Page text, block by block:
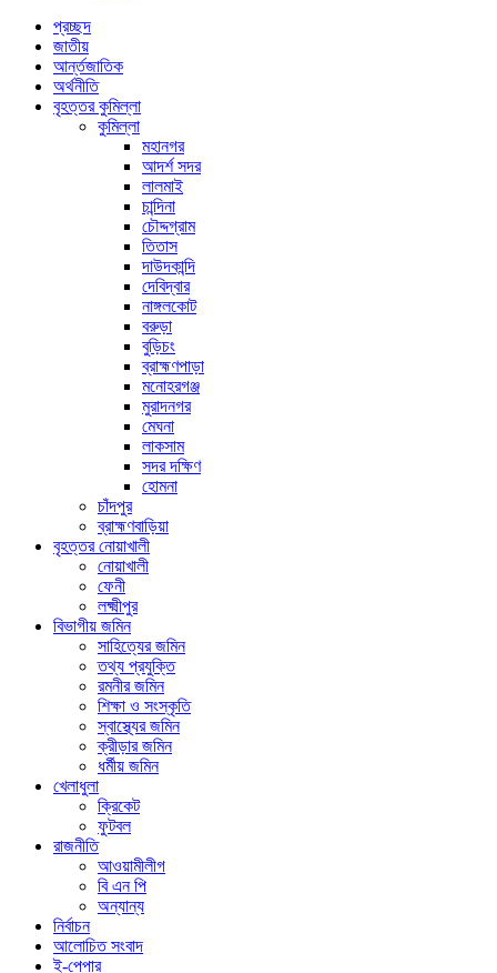
প্রচ্ছদ
জাতীয়
আর্ন্তজাতিক
অর্থনীতি
বৃহত্তর কুমিল্লা
কুমিল্লা
মহানগর
আদর্শ সদর
লালমাই
চান্দিনা
চৌদ্দগ্রাম
তিতাস
দাউদকান্দি
দেবিদ্বার
নাঙ্গলকোট
বরুড়া
বুড়িচং
ব্রাহ্মণপাড়া
মনোহরগঞ্জ
মুরাদনগর
মেঘনা
লাকসাম
সদর দক্ষিণ
হোমনা
চাঁদপুর
ব্রাহ্মণবাড়িয়া
বৃহত্তর নোয়াখালী
নোয়াখালী
ফেনী
লক্ষ্মীপুর
বিভাগীয় জমিন
সাহিত্যের জমিন
তথ্য প্রযুক্তি
রমনীর জমিন
শিক্ষা ও সংস্কৃতি
স্বাস্থ্যের জমিন
ক্রীড়ার জমিন
ধর্মীয় জমিন
খেলাধুলা
ক্রিকেট
ফুটবল
রাজনীতি
আওয়ামীলীগ
বি এন পি
অন্যান্য
নির্বাচন
আলোচিত সংবাদ
ই-পেপার